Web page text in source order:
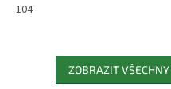
104
ZOBRAZIT